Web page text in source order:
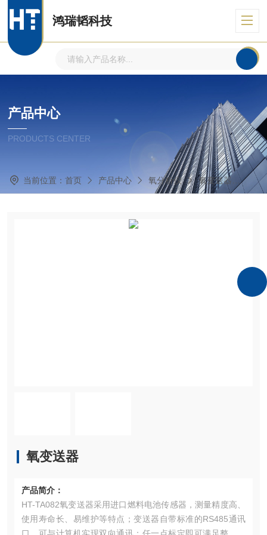
鸿瑞韬科技
产品中心
PRODUCTS CENTER
当前位置： 首页 产品中心 氧分析仪 氧变送器
氧变送器
产品简介：
HT-TA082氧变送器采用进口燃料电池传感器，测量精度高、
使用寿命长、易维护等特点；变送器自带标准的RS485通讯